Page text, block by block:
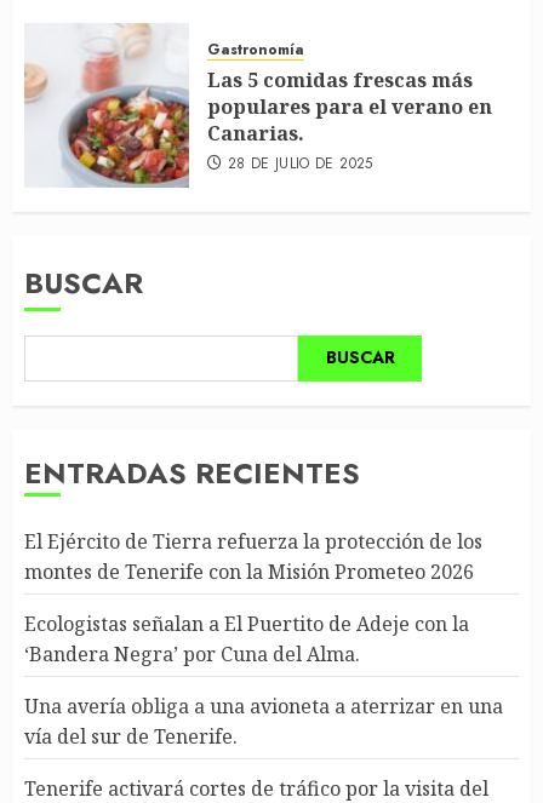
Gastronomía
Las 5 comidas frescas más
populares para el verano en
Canarias.
28 DE JULIO DE 2025
BUSCAR
BUSCAR
ENTRADAS RECIENTES
El Ejército de Tierra refuerza la protección de los
montes de Tenerife con la Misión Prometeo 2026
Ecologistas señalan a El Puertito de Adeje con la
‘Bandera Negra’ por Cuna del Alma.
Una avería obliga a una avioneta a aterrizar en una
vía del sur de Tenerife.
Tenerife activará cortes de tráfico por la visita del